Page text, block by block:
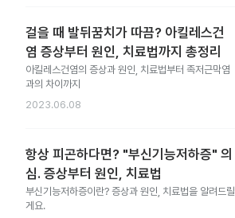
걸을 때 발뒤꿈치가 따끔? 아킬레스건
염 증상부터 원인, 치료법까지 총정리
아킬레스건염의 증상과 원인, 치료법부터 족저근막염
과의 차이까지
2023.06.08
항상 피곤하다면? "부신기능저하증" 의
심. 증상부터 원인, 치료법
부신기능저하증이란? 증상과 원인, 치료법을 알려드릴
게요.